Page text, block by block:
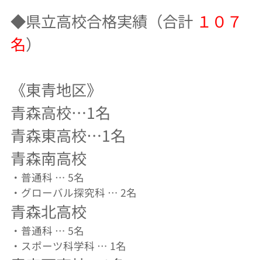
◆県立高校合格実績（合計 １０７
名）
《東青地区》
青森高校…1名
青森東高校…1名
青森南高校
・普通科 … 5名
・グローバル探究科 … 2名
青森北高校
・普通科 … 5名
・スポーツ科学科 … 1名